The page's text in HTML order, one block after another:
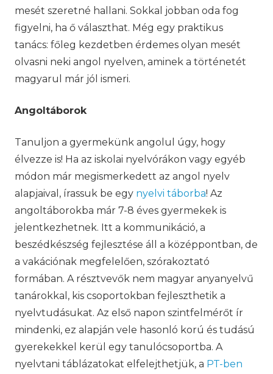
mesét szeretné hallani. Sokkal jobban oda fog
figyelni, ha ő választhat. Még egy praktikus
tanács: főleg kezdetben érdemes olyan mesét
olvasni neki angol nyelven, aminek a történetét
magyarul már jól ismeri.
Angoltáborok
Tanuljon a gyermekünk angolul úgy, hogy
élvezze is! Ha az iskolai nyelvórákon vagy egyéb
módon már megismerkedett az angol nyelv
alapjaival, írassuk be egy nyelvi táborba! Az
angoltáborokba már 7-8 éves gyermekek is
jelentkezhetnek. Itt a kommunikáció, a
beszédkészség fejlesztése áll a középpontban, de
a vakációnak megfelelően, szórakoztató
formában. A résztvevők nem magyar anyanyelvű
tanárokkal, kis csoportokban fejleszthetik a
nyelvtudásukat. Az első napon szintfelmérőt ír
mindenki, ez alapján vele hasonló korú és tudású
gyerekekkel kerül egy tanulócsoportba. A
nyelvtani táblázatokat elfelejthetjük, a PT-ben